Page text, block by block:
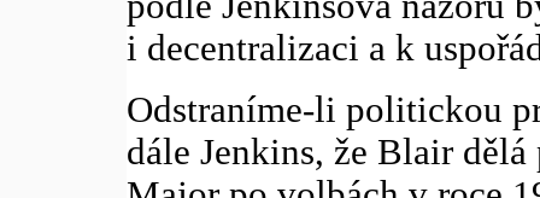
i decentralizaci a k
Odstraníme-li politickou
dále Jenkins, že Blair dělá